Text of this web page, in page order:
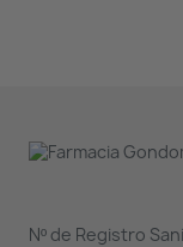
Nº de Registro